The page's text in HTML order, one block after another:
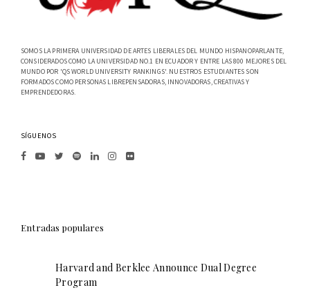
SOMOS LA PRIMERA UNIVERSIDAD DE ARTES LIBERALES DEL MUNDO HISPANOPARLANTE,
CONSIDERADOS COMO LA UNIVERSIDAD NO.1 EN ECUADOR Y ENTRE LAS 800 MEJORES DEL
MUNDO POR 'QS WORLD UNIVERSITY RANKINGS'. NUESTROS ESTUDIANTES SON
FORMADOS COMO PERSONAS LIBREPENSADORAS, INNOVADORAS, CREATIVAS Y
EMPRENDEDORAS.
SÍGUENOS
Entradas populares
Harvard and Berklee Announce Dual Degree
Program